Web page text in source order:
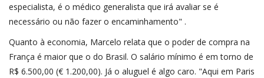
especialista, é o médico generalista que irá avaliar se é
necessário ou não fazer o encaminhamento" .
Quanto à economia, Marcelo relata que o poder de compra na
França é maior que o do Brasil. O salário mínimo é em torno de
R$ 6.500,00 (€ 1.200,00). Já o aluguel é algo caro. "Aqui em Paris